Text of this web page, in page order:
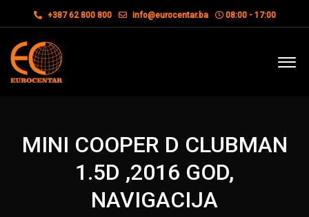
+387 62 800 800 info@eurocentar.ba 08:00 - 17:00
MINI COOPER D CLUBMAN
1.5D ,2016 GOD,
NAVIGACIJA